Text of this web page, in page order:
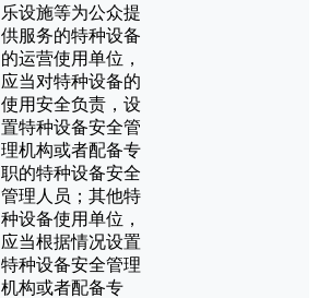
乐设施等为公众提
供服务的特种设备
的运营使用单位，
应当对特种设备的
使用安全负责，设
置特种设备安全管
理机构或者配备专
职的特种设备安全
管理人员；其他特
种设备使用单位，
应当根据情况设置
特种设备安全管理
机构或者配备专